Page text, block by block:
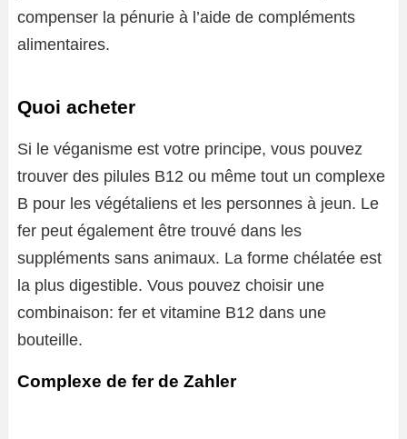
compenser la pénurie à l’aide de compléments
alimentaires.
Quoi acheter
Si le véganisme est votre principe, vous pouvez
trouver des pilules B12 ou même tout un complexe
B pour les végétaliens et les personnes à jeun. Le
fer peut également être trouvé dans les
suppléments sans animaux. La forme chélatée est
la plus digestible. Vous pouvez choisir une
combinaison: fer et vitamine B12 dans une
bouteille.
Complexe de fer de Zahler